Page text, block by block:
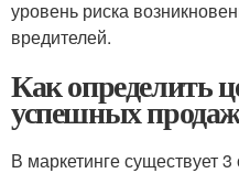
уровень риска
вредителей.
Как определить
успешных продаж
В маркетинге существует